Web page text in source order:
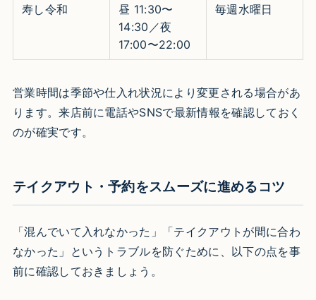
寿し令和
昼 11:30〜
14:30／夜
17:00〜22:00
毎週水曜日
営業時間は季節や仕入れ状況により変更される場合があ
ります。来店前に電話やSNSで最新情報を確認しておく
のが確実です。
テイクアウト・予約をスムーズに進めるコツ
「混んでいて入れなかった」「テイクアウトが間に合わ
なかった」というトラブルを防ぐために、以下の点を事
前に確認しておきましょう。